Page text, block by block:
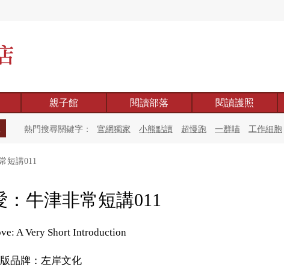
親子館 閱讀部落 閱讀護照
熱門搜尋關鍵字： 官網獨家 小熊點讀 超慢跑 一群喵 工作細胞
短講011
：牛津非常短講011
A Very Short Introduction
品牌：左岸文化